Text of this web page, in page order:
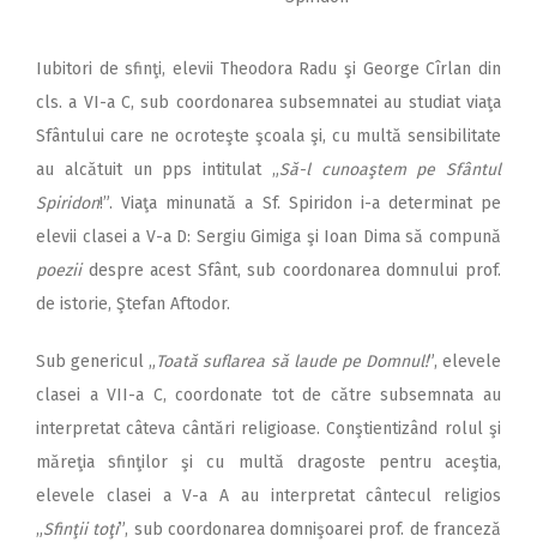
Iubitori de sfinţi, elevii Theodora Radu şi George Cîrlan din
cls. a VI-a C, sub coordonarea subsemnatei au studiat viaţa
Sfântului care ne ocroteşte şcoala şi, cu multă sensibilitate
au alcătuit un pps intitulat „Să-l cunoaştem pe Sfântul
Spiridon!”. Viaţa minunată a Sf. Spiridon i-a determinat pe
elevii clasei a V-a D: Sergiu Gimiga şi Ioan Dima să compună
poeziidespre acest Sfânt, sub coordonarea domnului prof.
de istorie, Ştefan Aftodor.
Sub genericul „Toată suflarea să laude pe Domnul!”, elevele
clasei a VII-a C, coordonate tot de către subsemnata au
interpretat câteva cântări religioase. Conştientizând rolul şi
măreţia sfinţilor şi cu multă dragoste pentru aceştia,
elevele clasei a V-a A au interpretat cântecul religios
„Sfinţii toţi”, sub coordonarea domnişoarei prof. de franceză